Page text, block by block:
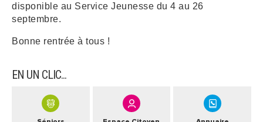
disponible au Service Jeunesse du 4 au 26
septembre.
Bonne rentrée à tous !
EN UN CLIC...